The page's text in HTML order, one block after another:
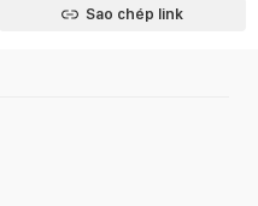
Sao chép link